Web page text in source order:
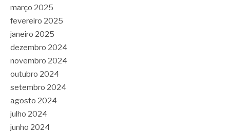
março 2025
fevereiro 2025
janeiro 2025
dezembro 2024
novembro 2024
outubro 2024
setembro 2024
agosto 2024
julho 2024
junho 2024